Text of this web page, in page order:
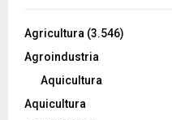
Agricultura (3.546)
Agroindustria
Aquicultura
Aquicultura